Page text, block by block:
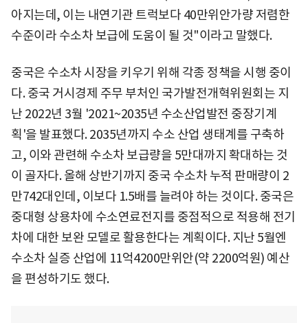
아지는데, 이는 내연기관 트럭보다 40만위안가량 저렴한
수준이라 수소차 보급에 도움이 될 것"이라고 말했다.
중국은 수소차 시장을 키우기 위해 각종 정책을 시행 중이
다. 중국 거시경제 주무 부처인 국가발전개혁위원회는 지
난 2022년 3월 '2021~2035년 수소산업발전 중장기계
획'을 발표했다. 2035년까지 수소 산업 생태계를 구축하
고, 이와 관련해 수소차 보급량을 5만대까지 확대하는 것
이 골자다. 올해 상반기까지 중국 수소차 누적 판매량이 2
만742대인데, 이보다 1.5배를 늘려야 하는 것이다. 중국은
중대형 상용차에 수소연료전지를 중점적으로 적용해 전기
차에 대한 보완 모델로 활용한다는 계획이다. 지난 5월엔
수소차 실증 산업에 11억4200만위안(약 2200억원) 예산
을 편성하기도 했다.